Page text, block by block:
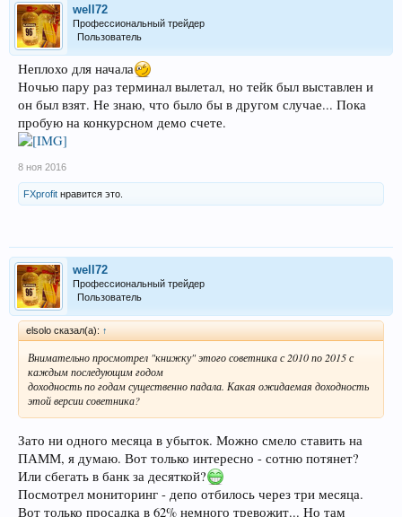
well72
Профессиональный трейдер
Пользователь
Неплохо для начала
Ночью пару раз терминал вылетал, но тейк был выставлен и
он был взят. Не знаю, что было бы в другом случае... Пока
пробую на конкурсном демо счете.
8 ноя 2016
FXprofit нравится это.
well72
Профессиональный трейдер
Пользователь
elsolo сказал(а): ↑
Внимательно просмотрел "книжку" этого советника с 2010 по 2015 с
каждым последующим годом
доходность по годам существенно падала. Какая ожидаемая доходность
этой версии советника?
Зато ни одного месяца в убыток. Можно смело ставить на
ПАММ, я думаю. Вот только интересно - сотню потянет?
Или сбегать в банк за десяткой?
Посмотрел мониторинг - депо отбилось через три месяца.
Вот только просадка в 62% немного тревожит... Но там